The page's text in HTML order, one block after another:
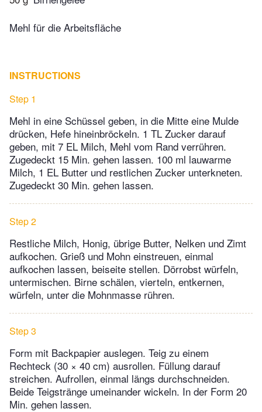
Mehl für die Arbeitsfläche
INSTRUCTIONS
Step 1
Mehl in eine Schüssel geben, in die Mitte eine Mulde
drücken, Hefe hineinbröckeln. 1 TL Zucker darauf
geben, mit 7 EL Milch, Mehl vom Rand verrühren.
Zugedeckt 15 Min. gehen lassen. 100 ml lauwarme
Milch, 1 EL Butter und restlichen Zucker unterkneten.
Zugedeckt 30 Min. gehen lassen.
Step 2
Restliche Milch, Honig, übrige Butter, Nelken und Zimt
aufkochen. Grieß und Mohn einstreuen, einmal
aufkochen lassen, beiseite stellen. Dörrobst würfeln,
untermischen. Birne schälen, vierteln, entkernen,
würfeln, unter die Mohnmasse rühren.
Step 3
Form mit Backpapier auslegen. Teig zu einem
Rechteck (30 × 40 cm) ausrollen. Füllung darauf
streichen. Aufrollen, einmal längs durchschneiden.
Beide Teigstränge umeinander wickeln. In der Form 20
Min. gehen lassen.